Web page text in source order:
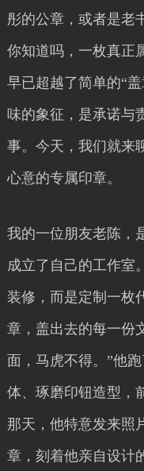
彤的公章，或者是老
你知道吗，一枚真正
早已超越了简单的“
味的象征，是承诺与
事。今天，我们就来
心意的专属印章。
我的一位朋友老陈，
成立了自己的工作室
装修，而是定制一枚
章，盖出去的每一份
面，马虎不得。”他
体、琢磨印钮造型，
那天，他特意发来
章，刻着他亲自设计